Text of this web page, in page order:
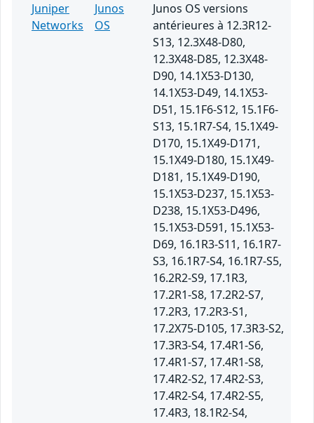
Juniper
Networks
Junos
OS
Junos OS versions
antérieures à 12.3R12-
S13, 12.3X48-D80,
12.3X48-D85, 12.3X48-
D90, 14.1X53-D130,
14.1X53-D49, 14.1X53-
D51, 15.1F6-S12, 15.1F6-
S13, 15.1R7-S4, 15.1X49-
D170, 15.1X49-D171,
15.1X49-D180, 15.1X49-
D181, 15.1X49-D190,
15.1X53-D237, 15.1X53-
D238, 15.1X53-D496,
15.1X53-D591, 15.1X53-
D69, 16.1R3-S11, 16.1R7-
S3, 16.1R7-S4, 16.1R7-S5,
16.2R2-S9, 17.1R3,
17.2R1-S8, 17.2R2-S7,
17.2R3, 17.2R3-S1,
17.2X75-D105, 17.3R3-S2,
17.3R3-S4, 17.4R1-S6,
17.4R1-S7, 17.4R1-S8,
17.4R2-S2, 17.4R2-S3,
17.4R2-S4, 17.4R2-S5,
17.4R3, 18.1R2-S4,